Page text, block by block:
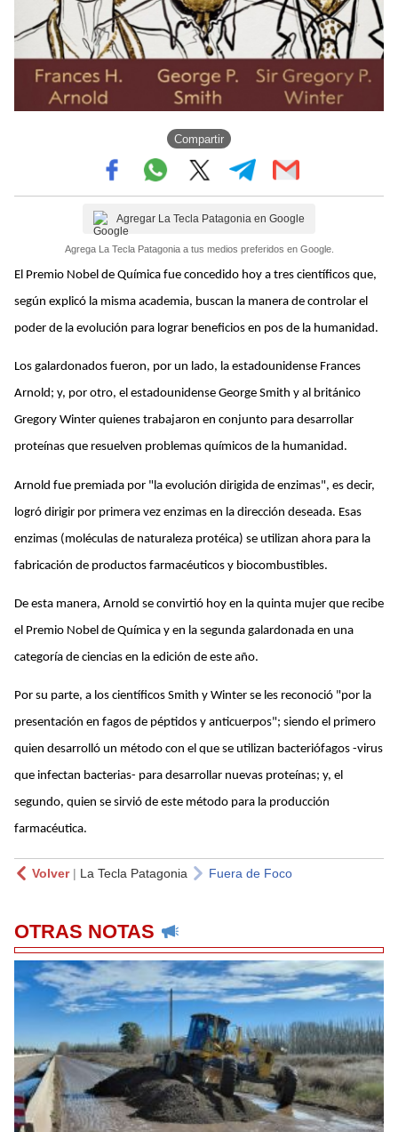
Compartir
Agregar La Tecla Patagonia en Google
Agrega La Tecla Patagonia a tus medios preferidos en Google.
El Premio Nobel de Química fue concedido hoy a tres científicos que,
según explicó la misma academia, buscan la manera de controlar el
poder de la evolución para lograr beneficios en pos de la humanidad.
Los galardonados fueron, por un lado, la estadounidense Frances
Arnold; y, por otro, el estadounidense George Smith y al británico
Gregory Winter quienes trabajaron en conjunto para desarrollar
proteínas que resuelven problemas químicos de la humanidad.
Arnold fue premiada por "la evolución dirigida de enzimas", es decir,
logró dirigir por primera vez enzimas en la dirección deseada. Esas
enzimas (moléculas de naturaleza protéica) se utilizan ahora para la
fabricación de productos farmacéuticos y biocombustibles.
De esta manera, Arnold se convirtió hoy en la quinta mujer que recibe
el Premio Nobel de Química y en la segunda galardonada en una
categoría de ciencias en la edición de este año.
Por su parte, a los científicos Smith y Winter se les reconoció "por la
presentación en fagos de péptidos y anticuerpos"; siendo el primero
quien desarrolló un método con el que se utilizan bacteriófagos -virus
que infectan bacterias- para desarrollar nuevas proteínas; y, el
segundo, quien se sirvió de este método para la producción
farmacéutica.
Volver| La Tecla Patagonia Fuera de Foco
OTRAS NOTAS